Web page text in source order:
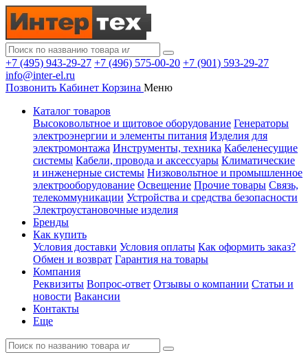
+7 (495) 943-29-27 +7 (496) 575-00-20 +7 (901) 593-29-27
info@inter-el.ru
Позвонить Кабинет Корзина Меню
Каталог товаров
Высоковольтное и щитовое оборудование Генераторы
электроэнергии и элементы питания Изделия для
электромонтажа Инструменты, техника Кабеленесущие
системы Кабели, провода и аксессуары Климатические
и инженерные системы Низковольтное и промышленное
электрооборудование Освещение Прочие товары Связь,
телекоммуникации Устройства и средства безопасности
Электроустановочные изделия
Бренды
Как купить
Условия доставки Условия оплаты Как оформить заказ?
Обмен и возврат Гарантия на товары
Компания
Реквизиты Вопрос-ответ Отзывы о компании Статьи и
новости Вакансии
Контакты
Еще